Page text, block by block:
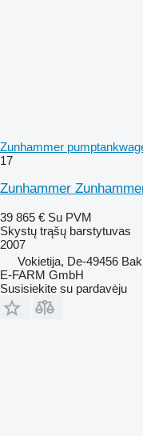
Zunhammer
17
Zunhammer
39 865 € Su PVM
Skystų trąšų barstytuvas
2007
Vokietija, De-49456
E-FARM GmbH
Susisiekite su pardavėju